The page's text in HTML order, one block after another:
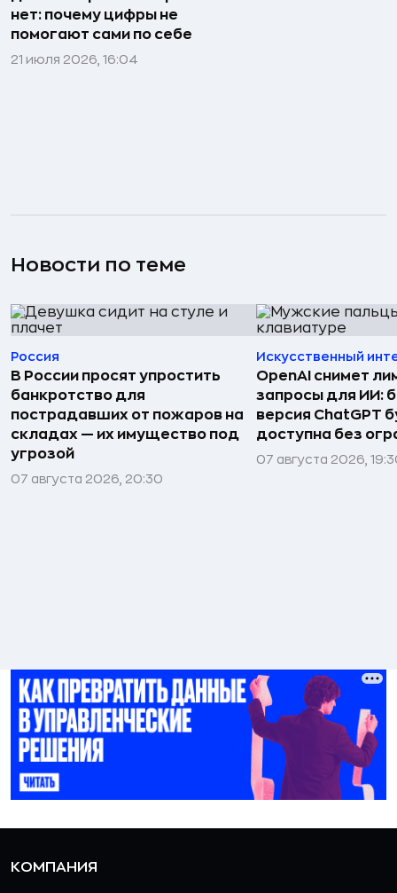
нет: почему цифры не
помогают сами по себе
21 июля 2026, 16:04
Новости по теме
Россия
В России просят упростить
банкротство для
пострадавших от пожаров на
складах — их имущество под
угрозой
07 августа 2026, 20:30
Искусственный
OpenAI снимет
запросы для ИИ:
версия ChatGPT
доступна без
07 августа 2026,
КОМПАНИЯ